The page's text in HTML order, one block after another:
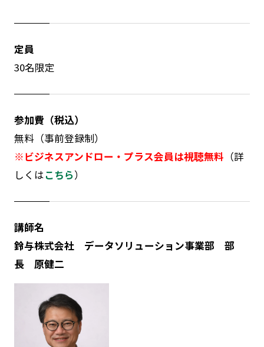
定員
30名限定
参加費（税込）
無料（事前登録制）
※ビジネスアンドロー・プラス会員は視聴無料 （詳
しくはこちら）
講師名
鈴与株式会社 データソリューション事業部 部
長 原健二